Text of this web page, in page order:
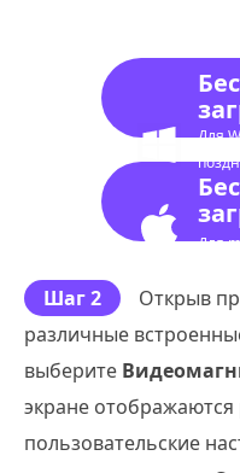
Для
Для
Шаг 2
Открыв
различные
выберите
экране
пользовательские